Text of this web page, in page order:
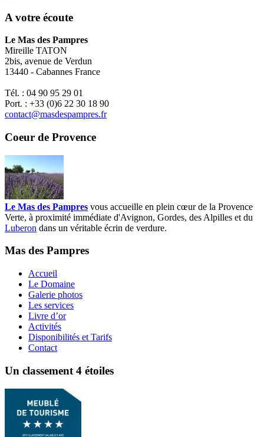
A votre écoute
Le Mas des Pampres
Mireille TATON
2bis, avenue de Verdun
13440 - Cabannes France
Tél. : 04 90 95 29 01
Port. : +33 (0)6 22 30 18 90
contact@masdespampres.fr
Coeur de Provence
Le Mas des Pampres vous accueille en plein cœur de la Provence
Verte, à proximité immédiate d'Avignon, Gordes, des Alpilles et du
Luberon dans un véritable écrin de verdure.
Mas des Pampres
Accueil
Le Domaine
Galerie photos
Les services
Livre d’or
Activités
Disponibilités et Tarifs
Contact
Un classement 4 étoiles